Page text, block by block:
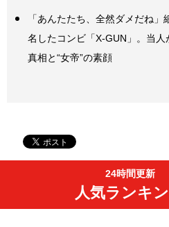
「あんたたち、全然ダメだね」
名したコンビ「X-GUN」。当
真相と“女帝”の素顔
24時間更新
人気ランキ